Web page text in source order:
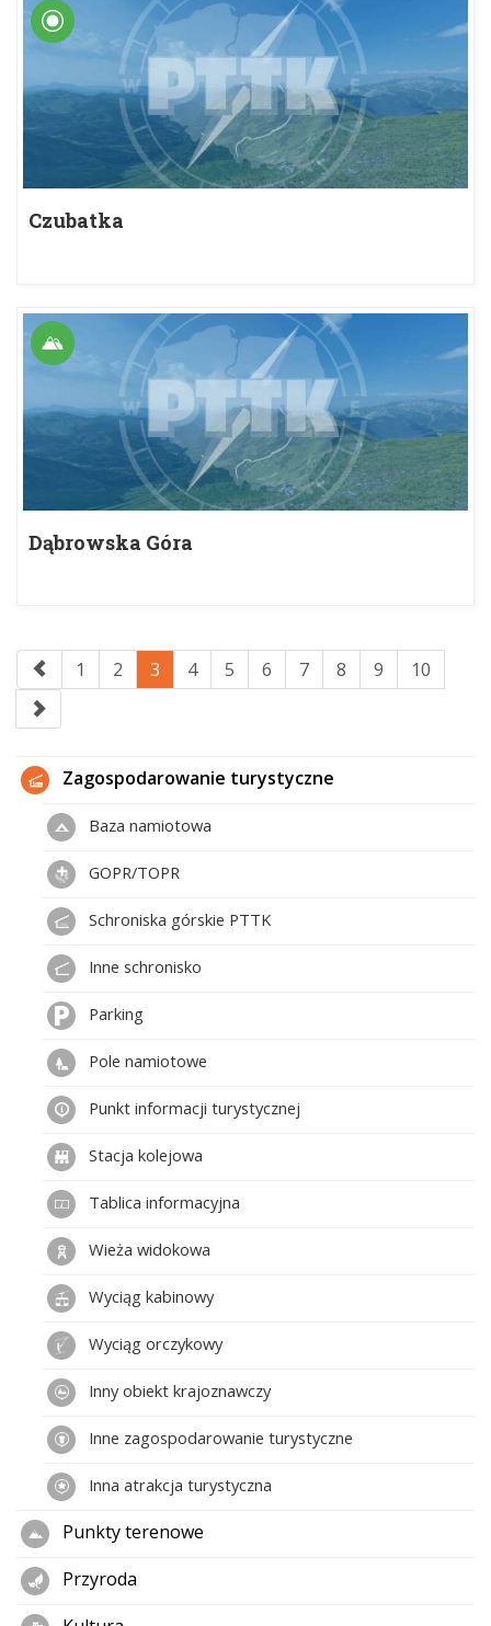
Czubatka
Dąbrowska Góra
1 2 3 4 5 6 7 8 9 10
Zagospodarowanie turystyczne
Baza namiotowa
GOPR/TOPR
Schroniska górskie PTTK
Inne schronisko
Parking
Pole namiotowe
Punkt informacji turystycznej
Stacja kolejowa
Tablica informacyjna
Wieża widokowa
Wyciąg kabinowy
Wyciąg orczykowy
Inny obiekt krajoznawczy
Inne zagospodarowanie turystyczne
Inna atrakcja turystyczna
Punkty terenowe
Przyroda